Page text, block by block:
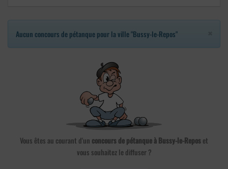
Aucun concours de pétanque pour la ville "Bussy-le-Repos"
Vous êtes au courant d'un concours de pétanque à Bussy-le-Reposet
vous souhaitez le diffuser ?